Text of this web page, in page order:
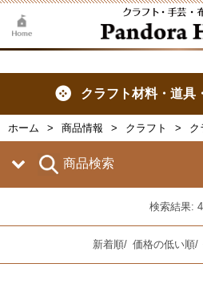
クラフト材料・道具
ホーム 商品情報 クラフト ク
商品検索
検索結果:
新着順/ 価格の低い順/